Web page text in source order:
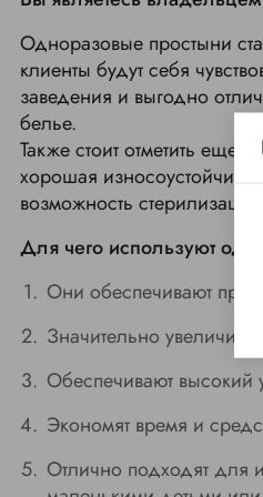
Одноразовые простыни
клиенты будут себя
заведения и выгодно
белье.
Также стоит отметить
хорошая
возможность стерилизации.
Для чего используют
Они обеспечивают
Значительно
Обеспечивают высокий
Экономят время и
Отлично подходят для